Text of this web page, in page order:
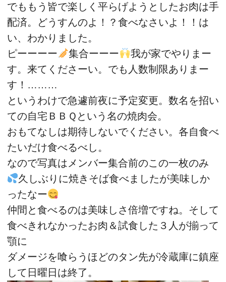
でももう皆で楽しく平らげようとしたお肉は手
配済。どうすんのよ！？食べなさいよ！！は
い、わかりました。
ピーーーー
集合ーーー
我が家でやりまー
す。来てくださーい。でも人数制限ありまー
す！………
というわけで急遽前夜に予定変更。数名を招い
ての自宅ＢＢＱという名の焼肉会。
おもてなしは期待しないでください。各自食べ
たいだけ食べるべし。
なので写真はメンバー集合前のこの一枚のみ
久しぶりに焼きそば食べましたが美味しか
ったなー
仲間と食べるのは美味しさ倍増ですね。そして
食べきれなかったお肉＆試食した３人が揃って
顎に
ダメージを喰らうほどのタン先が冷蔵庫に鎮座
して日曜日は終了。